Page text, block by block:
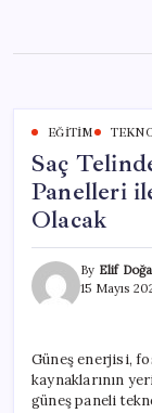
content
EĞITIM
Saç
Panelleri
Olacak
By Elif
15 Mayıs
Güneş enerjisi,
kaynaklarının
güneş paneli